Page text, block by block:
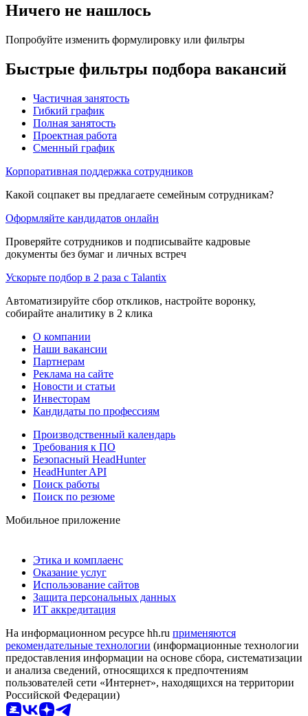
Ничего не нашлось
Попробуйте изменить формулировку или фильтры
Быстрые фильтры подбора вакансий
Частичная занятость
Гибкий график
Полная занятость
Проектная работа
Сменный график
Корпоративная поддержка сотрудников
Какой соцпакет вы предлагаете семейным сотрудникам?
Оформляйте кандидатов онлайн
Проверяйте сотрудников и подписывайте кадровые
документы без бумаг и личных встреч
Ускорьте подбор в 2 раза с Talantix
Автоматизируйте сбор откликов, настройте воронку,
собирайте аналитику в 2 клика
О компании
Наши вакансии
Партнерам
Реклама на сайте
Новости и статьи
Инвесторам
Кандидаты по профессиям
Производственный календарь
Требования к ПО
Безопасный HeadHunter
HeadHunter API
Поиск работы
Поиск по резюме
Мобильное приложение
Этика и комплаенс
Оказание услуг
Использование сайтов
Защита персональных данных
ИТ аккредитация
На информационном ресурсе hh.ru применяются
рекомендательные технологии (информационные технологии
предоставления информации на основе сбора, систематизации
и анализа сведений, относящихся к предпочтениям
пользователей сети «Интернет», находящихся на территории
Российской Федерации)